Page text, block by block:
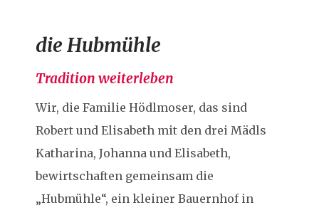
die Hubmühle
Tradition weiterleben
Wir, die Familie Hödlmoser, das sind
Robert und Elisabeth mit den drei Mädls
Katharina, Johanna und Elisabeth,
bewirtschaften gemeinsam die
„Hubmühle“, ein kleiner Bauernhof in